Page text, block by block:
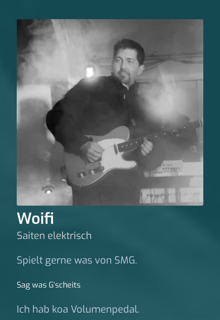
Woifi
Saiten elektrisch
Spielt gerne was von SMG.
Sag was G‘scheits
Ich hab koa Volumenpedal.